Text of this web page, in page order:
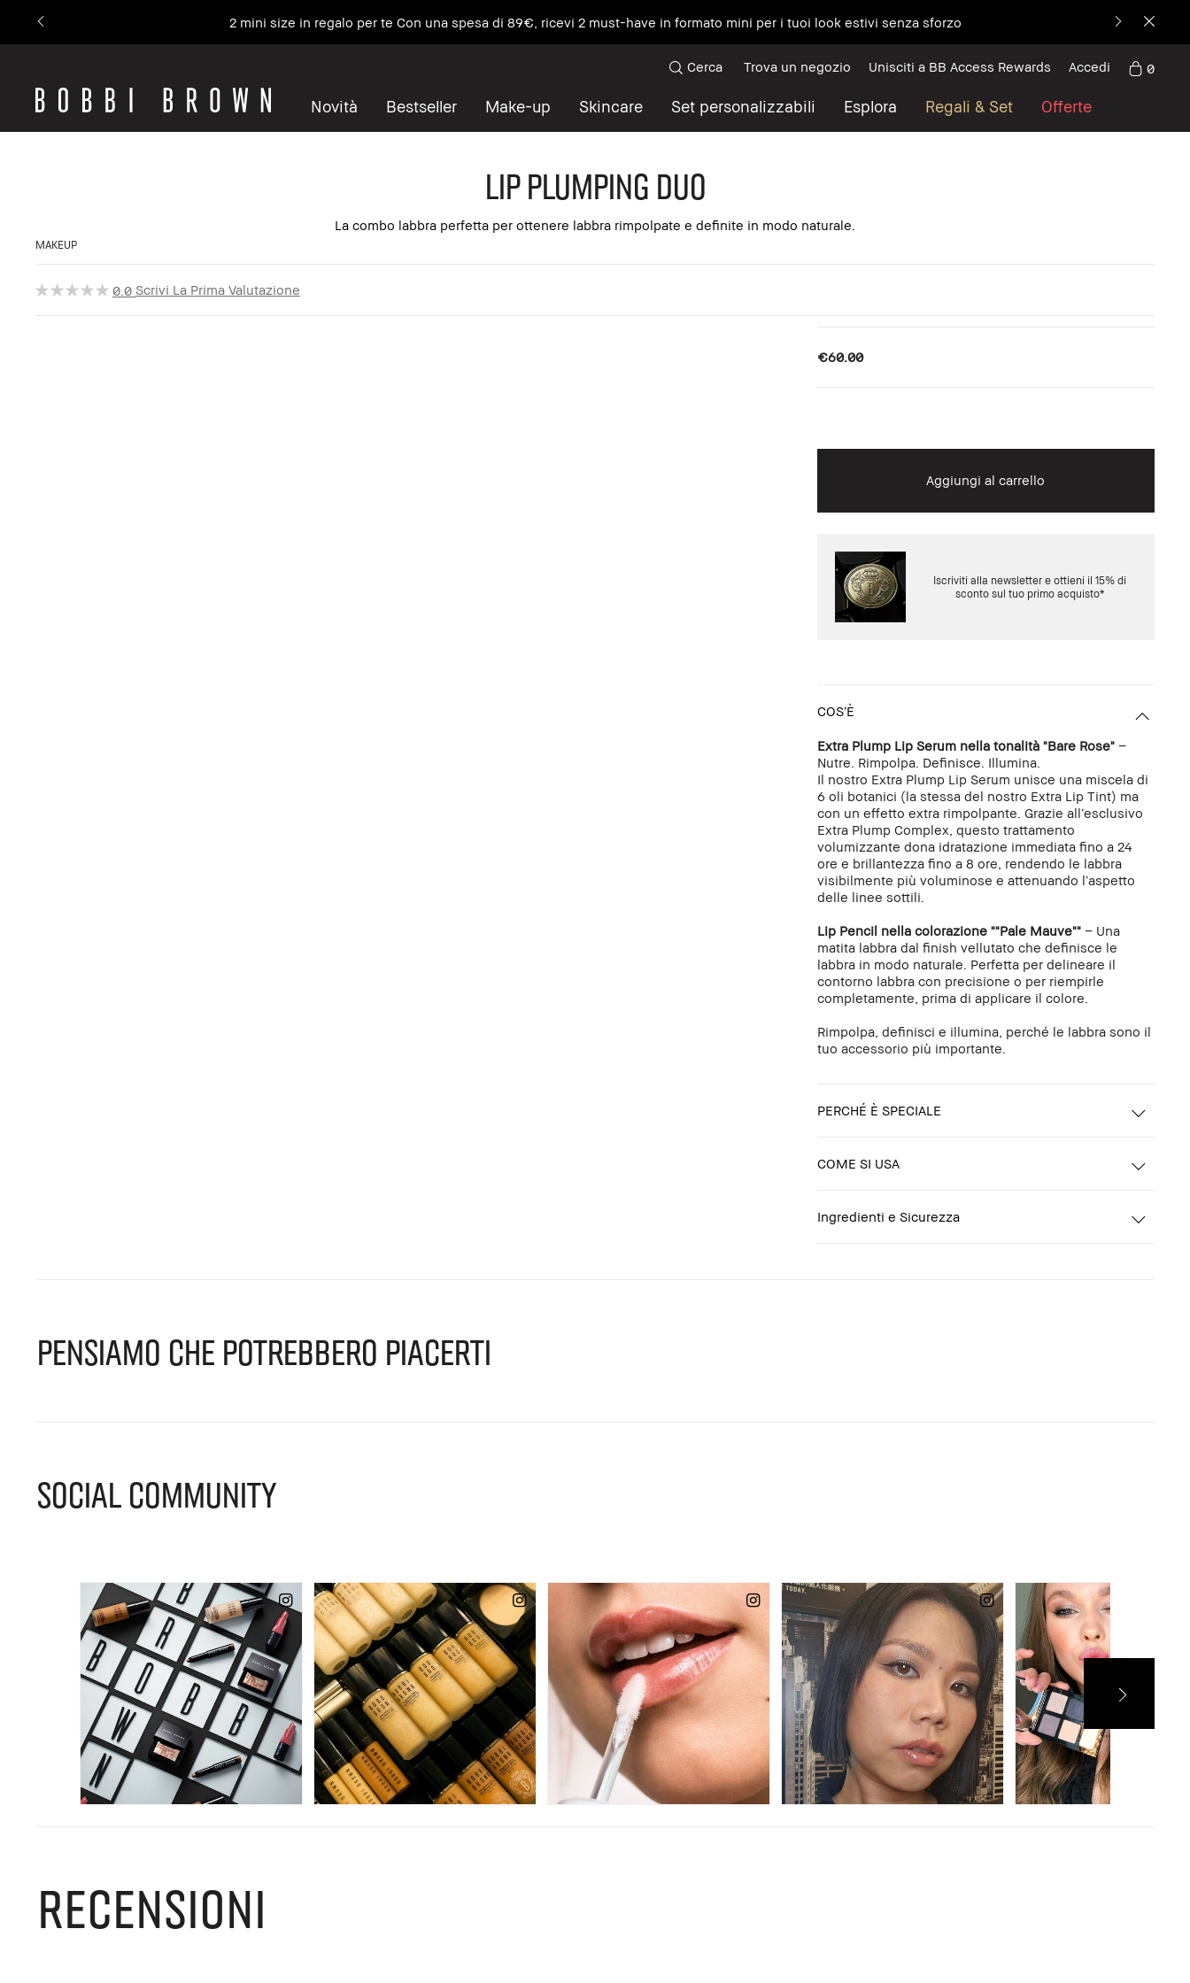
2 mini size in regalo per te Con una spesa di 89€, ricevi 2 must-have in formato mini per i tuoi look estivi senza sforzo
Novità Bestseller Make-up Skincare Set personalizzabili Esplora Regali & Set Offerte
Cerca Trova un negozio Unisciti a BB Access Rewards Accedi 0
Lip Plumping Duo
La combo labbra perfetta per ottenere labbra rimpolpate e definite in modo naturale.
MAKEUP
0.0 Scrivi La Prima Valutazione
€60.00
Aggiungi al carrello
Iscriviti alla newsletter e ottieni il 15% di
sconto sul tuo primo acquisto*
COS’È
Extra Plump Lip Serum nella tonalità "Bare Rose"–
Nutre. Rimpolpa. Definisce. Illumina.
Il nostro Extra Plump Lip Serum unisce una miscela di
6 oli botanici (la stessa del nostro Extra Lip Tint) ma
con un effetto extra rimpolpante. Grazie all’esclusivo
Extra Plump Complex, questo trattamento
volumizzante dona idratazione immediata fino a 24
ore e brillantezza fino a 8 ore, rendendo le labbra
visibilmente più voluminose e attenuando l’aspetto
delle linee sottili.
Lip Pencil nella colorazione ""Pale Mauve""– Una
matita labbra dal finish vellutato che definisce le
labbra in modo naturale. Perfetta per delineare il
contorno labbra con precisione o per riempirle
completamente, prima di applicare il colore.
Rimpolpa, definisci e illumina, perché le labbra sono il
tuo accessorio più importante.
PERCHÉ È SPECIALE
COME SI USA
Ingredienti e Sicurezza
PENSIAMO CHE POTREBBERO PIACERTI
SOCIAL COMMUNITY
RECENSIONI